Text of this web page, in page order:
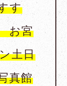
す
お宮
土日
真館